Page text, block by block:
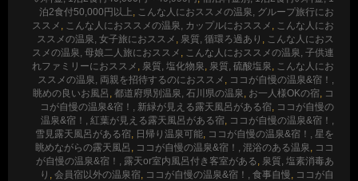
泊2食付50,000円以上
こんな人におススメの温泉, グループ旅行にお
ススメ
こんな人におススメの温泉, カップルにおススメ
こんな人にお
ススメの温泉, 女子旅におススメ
泉質, 循環ろ過あり
こんな人におス
スメの温泉, 母娘二人旅におススメ
こんな人におススメの温泉, 子供連
れファミリーにおススメ
泉質, 塩化物泉 泉質, 硫酸塩泉
こんな人にお
ススメの温泉, 両親を招待するのにおススメ
ココが自慢の温泉&宿！,
眺めの良いお風呂 都道府県別温泉, 石川県の温泉 お一人様OKの宿 コ
コが自慢の温泉&宿！, 新緑が見える露天風呂がある宿 ココが自慢の
温泉&宿！, 紅葉が見える露天風呂がある宿 ココが自慢の温泉&宿！,
雪見露天風呂がある宿 日帰り温泉可能 ココが自慢の温泉&宿！, 星を
眺めながらの露天風呂
ココが自慢の温泉&宿！, 混浴のある温泉
ココ
が自慢の温泉&宿！, 露天or室内風呂付き客室がある 泉質, 塩素消毒あ
り
会員宿以外の温泉宿 ココが自慢の温泉&宿！, 食事自慢
ココが自